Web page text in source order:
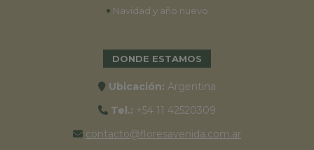
• Navidad y año nuevo
DONDE ESTAMOS
Ubicación: Argentina
Tel.: +54 11 42520309
contacto@floresavenida.com.ar